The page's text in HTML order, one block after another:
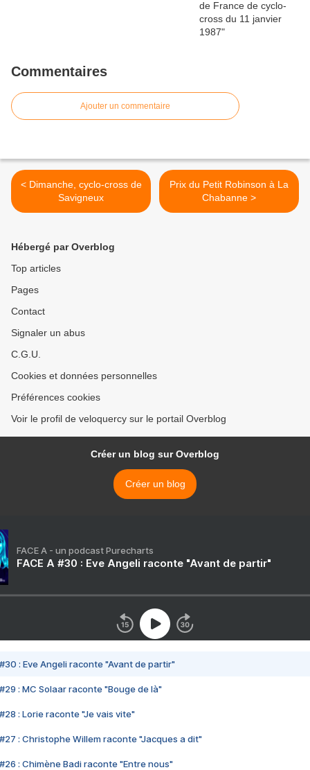
Commentaires
Ajouter un commentaire
< Dimanche, cyclo-cross de
Savigneux
Prix du Petit Robinson à La
Chabanne >
Hébergé par Overblog
Top articles
Pages
Contact
Signaler un abus
C.G.U.
Cookies et données personnelles
Préférences cookies
Voir le profil de veloquercy sur le portail Overblog
Créer un blog sur Overblog
Créer un blog
FACE A - un podcast Purecharts
FACE A #30 : Eve Angeli raconte "Avant de partir"
#30 : Eve Angeli raconte "Avant de partir"
#29 : MC Solaar raconte "Bouge de là"
#28 : Lorie raconte "Je vais vite"
#27 : Christophe Willem raconte "Jacques a dit"
#26 : Chimène Badi raconte "Entre nous"